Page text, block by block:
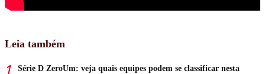
Leia também
Série D ZeroUm: veja quais equipes podem se classificar nesta